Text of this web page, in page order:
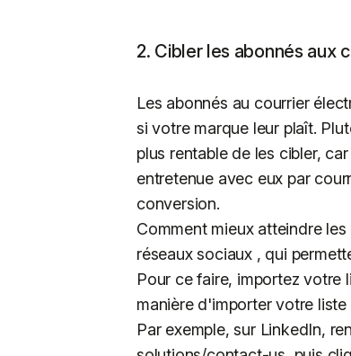
2. Cibler les abonnés aux
Les abonnés au courrier
si votre marque leur plaît.
plus rentable de les cibler,
entretenue avec eux par
conversion.
Comment mieux atteindre
réseaux sociaux , qui
Pour ce faire, importez votre
manière d'importer votre
Par exemple, sur LinkedIn,